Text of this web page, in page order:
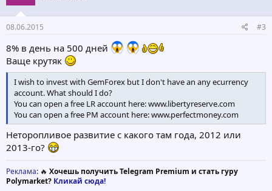
:
08.06.2015 #3
8% в день на 500 дней
Ваще крутяк
I wish to invest with GemForex but I don't have an any ecurrency
account. What should I do?
You can open a free LR account here: www.libertyreserve.com
You can open a free PM account here: www.perfectmoney.com
Неторопливое развитие с какого там года, 2012 или
2013-го?
Реклама: 🔥 Хочешь получить Telegram Premium и стать гуру
Polymarket? Кликай сюда!